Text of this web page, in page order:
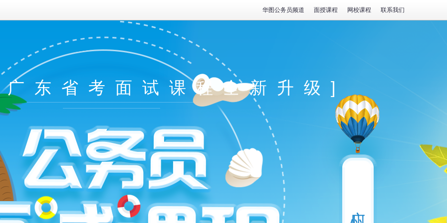
华图公务员频道 面授课程 网校课程 联系我们
东省考面试课程全新升级]